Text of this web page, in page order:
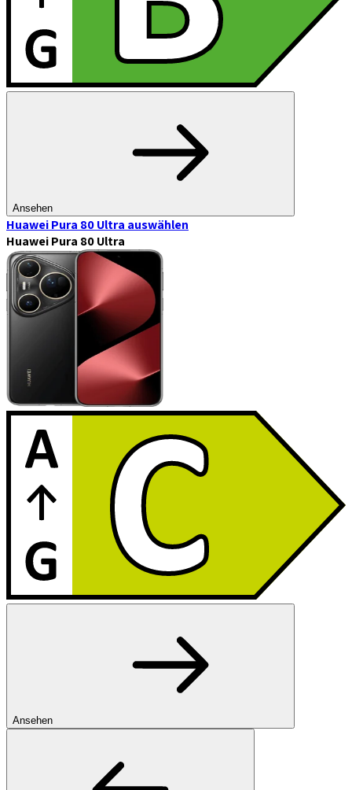
Ansehen
Huawei Pura 80 Ultra auswählen
Huawei Pura 80 Ultra
Ansehen